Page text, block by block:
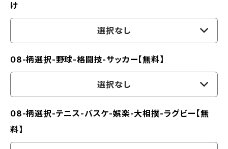
け
選択なし
08-柄選択-野球-格闘技-サッカー【無料】
選択なし
08-柄選択-テニス-バスケ-娯楽-大相撲-ラグビー【無
料】